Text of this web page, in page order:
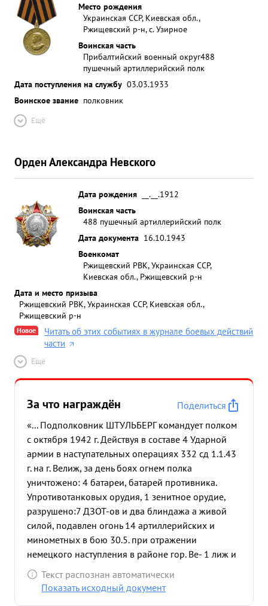
Место рождения
Украинская ССР, Киевская обл.,
Ржищевский р-н, с. Узирное
Воинская часть
Прибалтийский военный округ488
пушечный артиллерийский полк
Дата поступления на службу 03.03.1933
Воинское звание полковник
Ещё
Орден Александра Невского
Дата рождения
__.__.1912
Воинская часть
488 пушечный артиллерийский полк
Дата документа 16.10.1943
Военкомат
Ржищевский РВК, Украинская ССР,
Киевская обл., Ржищевский р-н
Дата и место призыва
Ржищевский РВК, Украинская ССР, Киевская обл.,
Ржищевский р-н
Новое
Читать об этих событиях в журнале боевых действий
части
Ещё
За что награждён
Поделиться
«... Подполковник ШТУЛЬБЕРГ командует полком
с октября 1942 г. Действуя в составе 4 Ударной
армии в наступательных операциях 332 сд 1.1.43
г. на г. Велиж, за день боях огнем полка
уничтожено: 4 батареи, батарей противника.
Упротивотанковых орудия, 1 зенитное орудие,
разрушено:7 ДЗОТ-ов и два блиндажа а живой
силой, подавлен огонь 14 артиллерийских и
минометных в бою 30.5. при отражении
немецкого наступления в районе гор. Ве- 1 лиж и
восточнее его полка выполняя задачи для и ПП
своим огнем растроил ряды наступающей пехоты
Текст распознан автоматически
Показать исходный документ